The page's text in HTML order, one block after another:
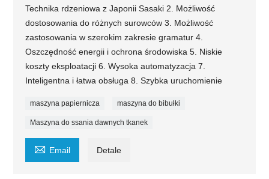
Technika rdzeniowa z Japonii Sasaki 2. Możliwość
dostosowania do różnych surowców 3. Możliwość
zastosowania w szerokim zakresie gramatur 4.
Oszczędność energii i ochrona środowiska 5. Niskie
koszty eksploatacji 6. Wysoka automatyzacja 7.
Inteligentna i łatwa obsługa 8. Szybka uruchomienie
maszyna papiernicza maszyna do bibułki
Maszyna do ssania dawnych tkanek
 Email Detale